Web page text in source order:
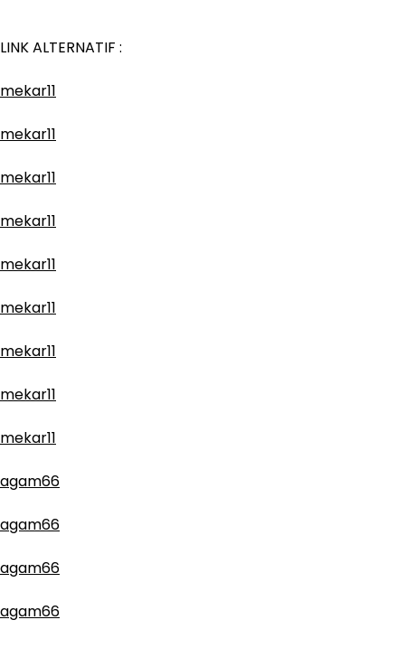
LINK ALTERNATIF :
mekar11
mekar11
mekar11
mekar11
mekar11
mekar11
mekar11
mekar11
mekar11
agam66
agam66
agam66
agam66